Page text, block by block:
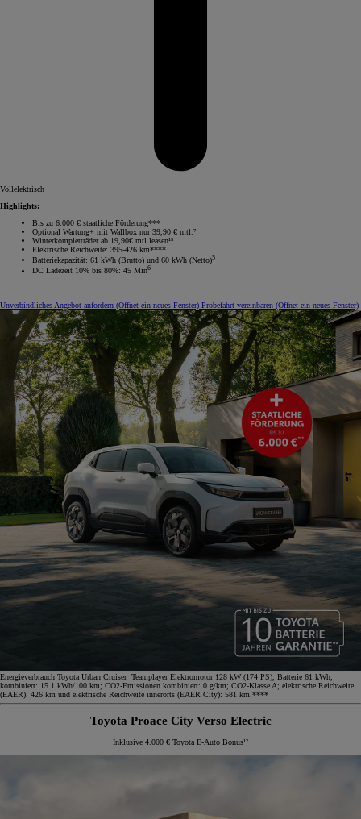
Vollelektrisch
Highlights:
Bis zu 6.000 € staatliche Förderung***
Optional Wartung+ mit Wallbox nur 39,90 € mtl.⁷
Winterkompletträder ab 19,90€ mtl leasen¹⁵
Elektrische Reichweite: 395-426 km****
Batteriekapazität: 61 kWh (Brutto) und 60 kWh (Netto)5
DC Ladezeit 10% bis 80%: 45 Min6
Unverbindliches Angebot anfordern (Öffnet ein neues Fenster) Probefahrt vereinbaren (Öffnet ein neues Fenster)
Energieverbrauch Toyota Urban Cruiser Teamplayer Elektromotor 128 kW (174 PS), Batterie 61 kWh;
kombiniert: 15.1 kWh/100 km; CO2-Emissionen kombiniert: 0 g/km; CO2-Klasse A; elektrische Reichweite
(EAER): 426 km und elektrische Reichweite innerorts (EAER City): 581 km.****
Toyota Proace City Verso Electric
Inklusive 4.000 € Toyota E-Auto Bonus¹²